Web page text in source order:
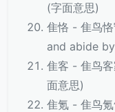
(字面意思)
隹恪 - 隹鸟
and abide
隹客 - 隹鸟
面意思)
隹氪 - 隹鸟